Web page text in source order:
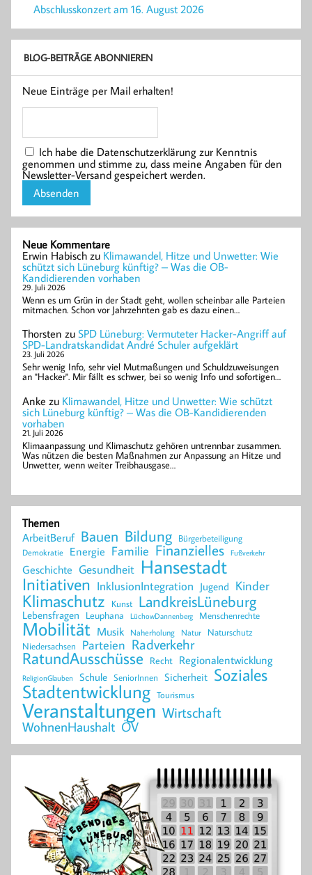
Abschlusskonzert am 16. August 2026
BLOG-BEITRÄGE ABONNIEREN
Neue Einträge per Mail erhalten!
Ich habe die Datenschutzerklärung zur Kenntnis
genommen und stimme zu, dass meine Angaben für den
Newsletter-Versand gespeichert werden.
Neue Kommentare
Erwin Habisch zu Klimawandel, Hitze und Unwetter: Wie
schützt sich Lüneburg künftig? – Was die OB-
Kandidierenden vorhaben
29. Juli 2026
Wenn es um Grün in der Stadt geht, wollen scheinbar alle Parteien
mitmachen. Schon vor Jahrzehnten gab es dazu einen…
Thorsten zu SPD Lüneburg: Vermuteter Hacker-Angriff auf
SPD-Landratskandidat André Schuler aufgeklärt
23. Juli 2026
Sehr wenig Info, sehr viel Mutmaßungen und Schuldzuweisungen
an "Hacker". Mir fällt es schwer, bei so wenig Info und sofortigen…
Anke zu Klimawandel, Hitze und Unwetter: Wie schützt
sich Lüneburg künftig? – Was die OB-Kandidierenden
vorhaben
21. Juli 2026
Klimaanpassung und Klimaschutz gehören untrennbar zusammen.
Was nützen die besten Maßnahmen zur Anpassung an Hitze und
Unwetter, wenn weiter Treibhausgase…
Themen
ArbeitBeruf Bauen Bildung Bürgerbeteiligung
Demokratie Energie Familie Finanzielles Fußverkehr
Geschichte Gesundheit Hansestadt
Initiativen InklusionIntegration Jugend Kinder
Klimaschutz Kunst LandkreisLüneburg
Lebensfragen Leuphana LüchowDannenberg Menschenrechte
Mobilität Musik Naherholung Natur Naturschutz
Niedersachsen Parteien Radverkehr
RatundAusschüsse Recht Regionalentwicklung
ReligionGlauben Schule SeniorInnen Sicherheit Soziales
Stadtentwicklung Tourismus
Veranstaltungen Wirtschaft
WohnenHaushalt ÖV